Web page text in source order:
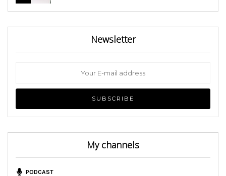
Newsletter
My channels
PODCAST